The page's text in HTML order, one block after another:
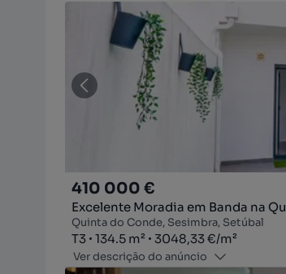
410 000 €
Excelente Moradia em Banda na
Quinta do Conde, Sesimbra, Setúbal
Tipologia
T3
Zona134.5 m²
Preço por metro quadrado
3048,33 €/m²
Ver descrição do anúncio